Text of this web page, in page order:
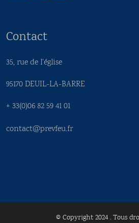
Contact
35, rue de l'église
95170 DEUIL-LA-BARRE
+ 33(0)06 82 59 41 01
contact@prevfeu.fr
© Copyright 2024 . Tous